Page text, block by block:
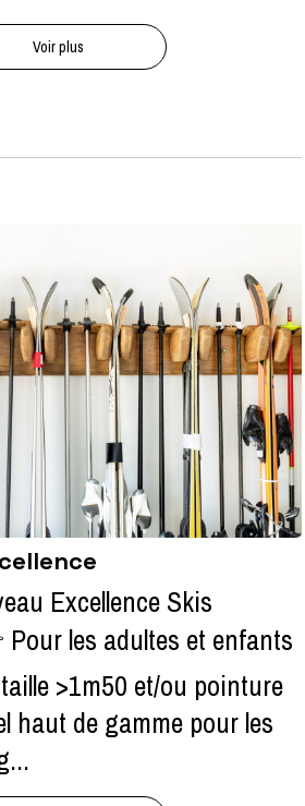
Voir plus
Excellence Skis
les adultes et enfants
>1m50 et/ou pointure
haut de gamme pour les